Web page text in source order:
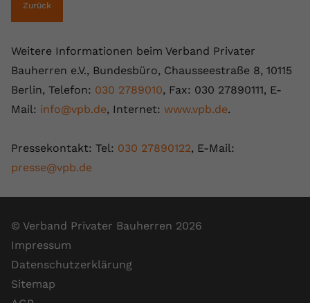
Zurück
Weitere Informationen beim Verband Privater
Bauherren e.V., Bundesbüro, Chausseestraße 8, 10115
Berlin, Telefon: 030 2789010, Fax: 030 27890111, E-
Mail: info@vpb.de, Internet: www.vpb.de.
Pressekontakt: Tel: 030 27890122, E-Mail:
presse@vpb.de
© Verband Privater Bauherren 2026
Impressum
Datenschutzerklärung
Sitemap